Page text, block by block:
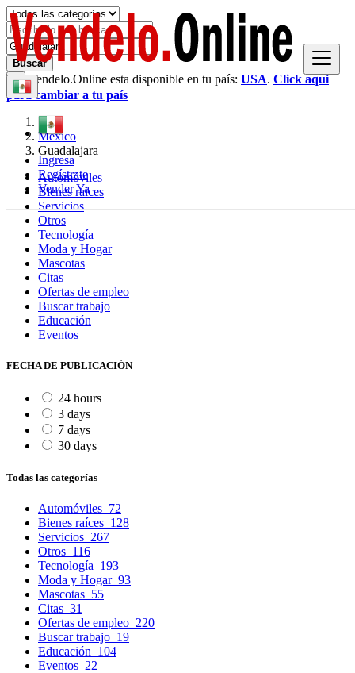
Ingresa
Regístrate
Vender Ya
Buscar
× Vendelo.Online esta disponible en tu país: USA. Click aqui
para cambiar a tu país
México
Guadalajara
Automóviles
Bienes raíces
Servicios
Otros
Tecnología
Moda y Hogar
Mascotas
Citas
Ofertas de empleo
Buscar trabajo
Educación
Eventos
FECHA DE PUBLICACIÓN
24 hours
3 days
7 days
30 days
Todas las categorías
Automóviles 72
Bienes raíces 128
Servicios 267
Otros 116
Tecnología 193
Moda y Hogar 93
Mascotas 55
Citas 31
Ofertas de empleo 220
Buscar trabajo 19
Educación 104
Eventos 22